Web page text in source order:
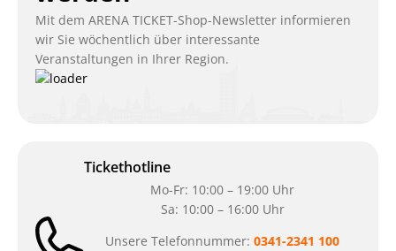
Mit dem ARENA TICKET-Shop-Newsletter informieren
wir Sie wöchentlich über interessante
Veranstaltungen in Ihrer Region.
Tickethotline
Mo-Fr: 10:00 – 19:00 Uhr
Sa: 10:00 – 16:00 Uhr
Unsere Telefonnummer: 0341-2341 100